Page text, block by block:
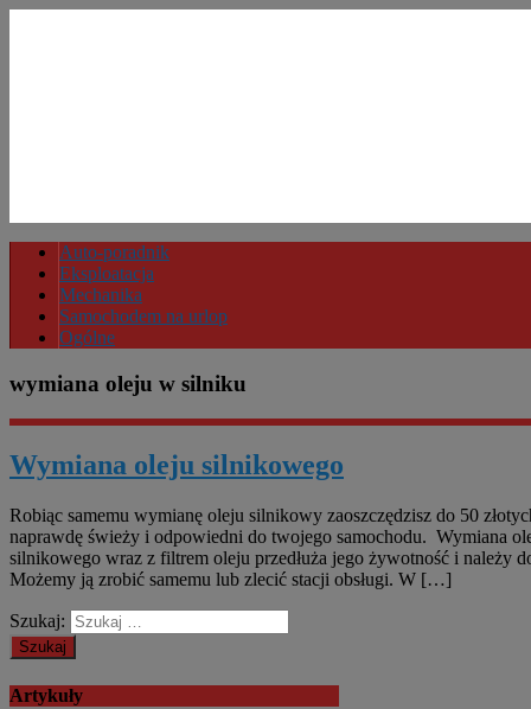
Auto-poradnik
Eksploatacja
Mechanika
Samochodem na urlop
Ogólne
wymiana oleju w silniku
Wymiana oleju silnikowego
Robiąc samemu wymianę oleju silnikowy zaoszczędzisz do 50
naprawdę świeży i odpowiedni do twojego samochodu. Wymiana
silnikowego wraz z filtrem oleju przedłuża jego żywotność i należy
Możemy ją zrobić samemu lub zlecić stacji obsługi. W […]
Szukaj:
Artykuły